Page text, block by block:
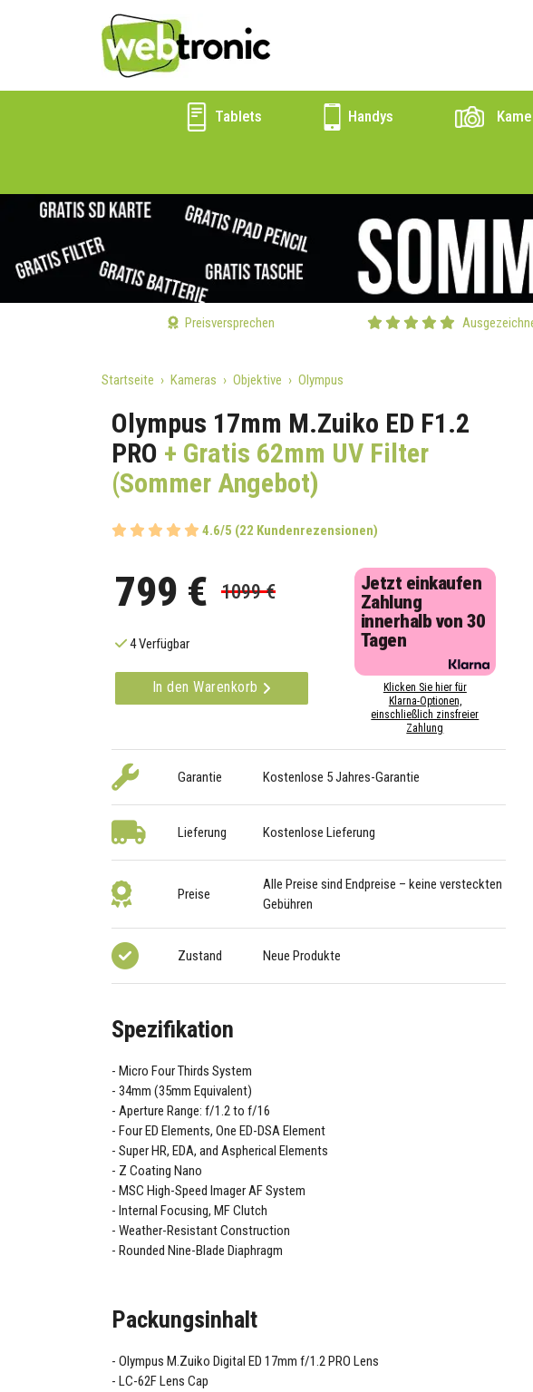
Tablets Handys
Preisversprechen
Startseite Kameras Objektive Olympus
Olympus 17mm M.Zuiko ED F1.2
PRO + Gratis 62mm UV Filter
(Sommer Angebot)
4.6/5 (22 Kundenrezensionen)
799 € 1099 €
4 Verfügbar
In den Warenkorb
Jetzt einkaufen
Zahlung
innerhalb von 30
Tagen
Klicken Sie hier für
Klarna-Optionen,
einschließlich zinsfreier
Zahlung
Garantie Kostenlose 5 Jahres-Garantie
Lieferung Kostenlose Lieferung
Preise
Alle Preise sind Endpreise – keine versteckten
Gebühren
Zustand Neue Produkte
Spezifikation
Micro Four Thirds System
34mm (35mm Equivalent)
Aperture Range: f/1.2 to f/16
Four ED Elements, One ED-DSA Element
Super HR, EDA, and Aspherical Elements
Z Coating Nano
MSC High-Speed Imager AF System
Internal Focusing, MF Clutch
Weather-Resistant Construction
Rounded Nine-Blade Diaphragm
Packungsinhalt
Olympus M.Zuiko Digital ED 17mm f/1.2 PRO Lens
LC-62F Lens Cap